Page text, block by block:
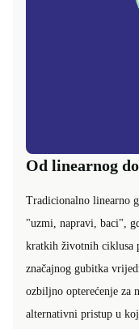
Od linearnog
Tradicionalno linearno
"uzmi, napravi, baci",
kratkih životnih ciklusa
značajnog gubitka
ozbiljno opterećenje za
alternativni pristup u